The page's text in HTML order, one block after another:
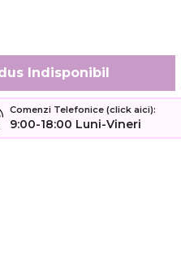
Indisponibil
Comenzi Telefonice (click aici):
9:00-18:00 Luni-Vineri